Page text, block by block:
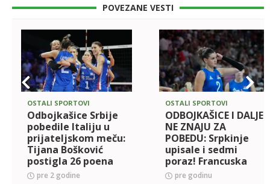
POVEZANE VESTI
OSTALI SPORTOVI
Odbojkašice Srbije
pobedile Italiju u
prijateljskom meču:
Tijana Bošković
postigla 26 poena
pre 2 godine
OSTALI SPORTOVI
ODBOJKAŠICE I DALJE
NE ZNAJU ZA
POBEDU: Srpkinje
upisale i sedmi
poraz! Francuska
slavila posle pet
pre godinu